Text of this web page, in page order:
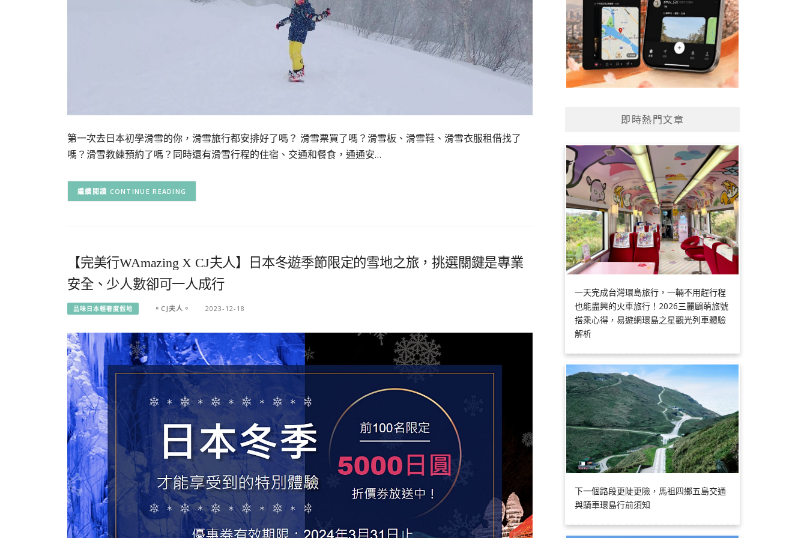
第一次去日本初學滑雪的你，滑雪旅行都安排好了嗎？ 滑雪票買了嗎？滑雪板、滑雪鞋、滑雪衣服租借找了
嗎？滑雪教練預約了嗎？同時還有滑雪行程的住宿、交通和餐食，通通安…
CONTINUE READING
【完美行WAmazing X CJ夫人】日本冬遊季節限定的雪地之旅，挑選關鍵是專業
安全、少人數卻可一人成行
品味日本輕奢度假地 。CJ夫人。 2023-12-18
即時熱門文章
一天完成台灣環島旅行，一輛不用趕行程
也能盡興的火車旅行！2026三麗鷗萌旅號
搭乘心得，易遊網環島之星觀光列車體驗
解析
下一個路段更陡更險，馬祖四鄉五島交通
與騎車環島行前須知